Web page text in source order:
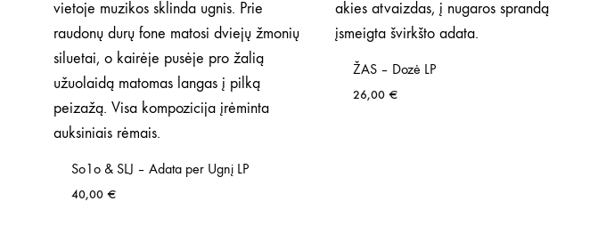
So1o & SLJ – Adata per Ugnį LP
40,00 €
ŽAS – Dozė LP
26,00 €